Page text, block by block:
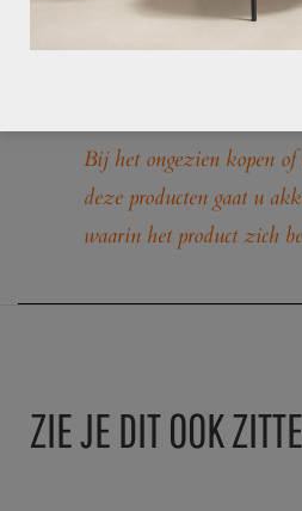
LET OP!! Op
Bij het ongezien kopen of
deze producten gaat u
waarin het product zich
ZIE JE DIT OOK